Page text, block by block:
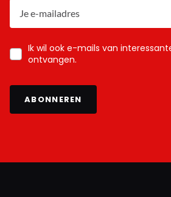
Ik wil ook e-mails van
ontvangen.
ABONNEREN